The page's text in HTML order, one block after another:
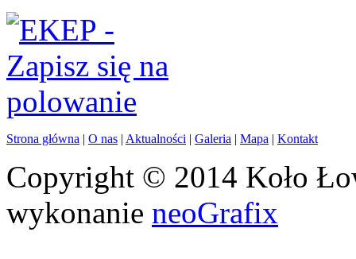
Strona główna | O nas | Aktualności | Galeria | Mapa | Kontakt
Copyright © 2014 Koło
wykonanie neoGrafix